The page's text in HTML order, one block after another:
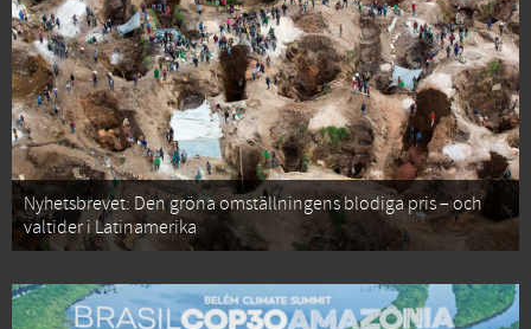
Nyhetsbrevet: Den gröna omställningens blodiga pris – och
valtider i Latinamerika